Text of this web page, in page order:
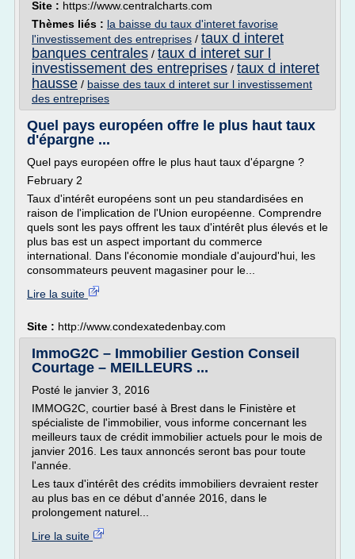
Site : https://www.centralcharts.com
Thèmes liés : la baisse du taux d'interet favorise
l'investissement des entreprises / taux d interet
banques centrales / taux d interet sur l
investissement des entreprises / taux d interet
hausse / baisse des taux d interet sur l investissement
des entreprises
Quel pays européen offre le plus haut taux
d'épargne ...
Quel pays européen offre le plus haut taux d'épargne ?
February 2
Taux d'intérêt européens sont un peu standardisées en
raison de l'implication de l'Union européenne. Comprendre
quels sont les pays offrent les taux d'intérêt plus élevés et le
plus bas est un aspect important du commerce
international. Dans l'économie mondiale d'aujourd'hui, les
consommateurs peuvent magasiner pour le...
Lire la suite
Site : http://www.condexatedenbay.com
ImmoG2C – Immobilier Gestion Conseil
Courtage – MEILLEURS ...
Posté le janvier 3, 2016
IMMOG2C, courtier basé à Brest dans le Finistère et
spécialiste de l'immobilier, vous informe concernant les
meilleurs taux de crédit immobilier actuels pour le mois de
janvier 2016. Les taux annoncés seront bas pour toute
l'année.
Les taux d'intérêt des crédits immobiliers devraient rester
au plus bas en ce début d'année 2016, dans le
prolongement naturel...
Lire la suite